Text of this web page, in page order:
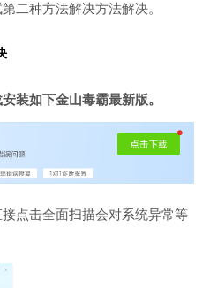
二种方法解决方法解决。
装如下金山毒霸最新版。
点击全面扫描会对系统异常等